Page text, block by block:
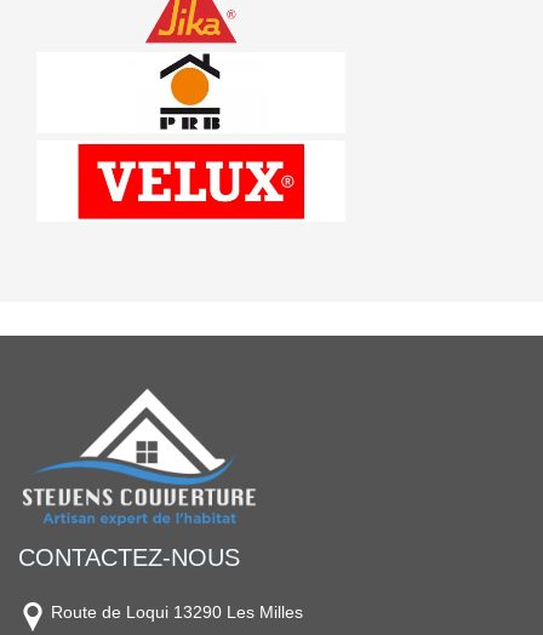
CONTACTEZ-NOUS
Route de Loqui 13290 Les Milles